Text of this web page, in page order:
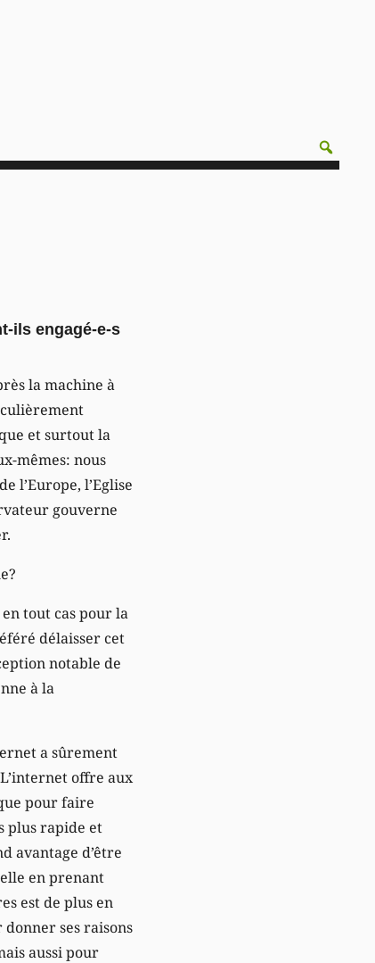
ils engagé-e-s
la machine à
et surtout la
mêmes: nous
l’Europe, l’Eglise
gouverne
tout cas pour la
délaisser cet
notable de
à la
a sûrement
offre aux
pour faire
plus rapide et
avantage d’être
en prenant
est de plus en
ses raisons
aussi pour